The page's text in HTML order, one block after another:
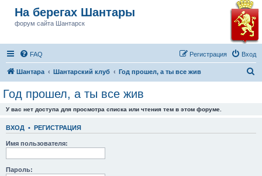
На берегах Шантары
форум сайта Шантарск
FAQ Вход
Регистрация
Шантара Шантарский клуб Год прошел, а ты все жив
Год прошел, а ты все жив
У вас нет доступа для просмотра списка или чтения тем в этом форуме.
ВХОД • РЕГИСТРАЦИЯ
Имя пользователя:
Пароль: